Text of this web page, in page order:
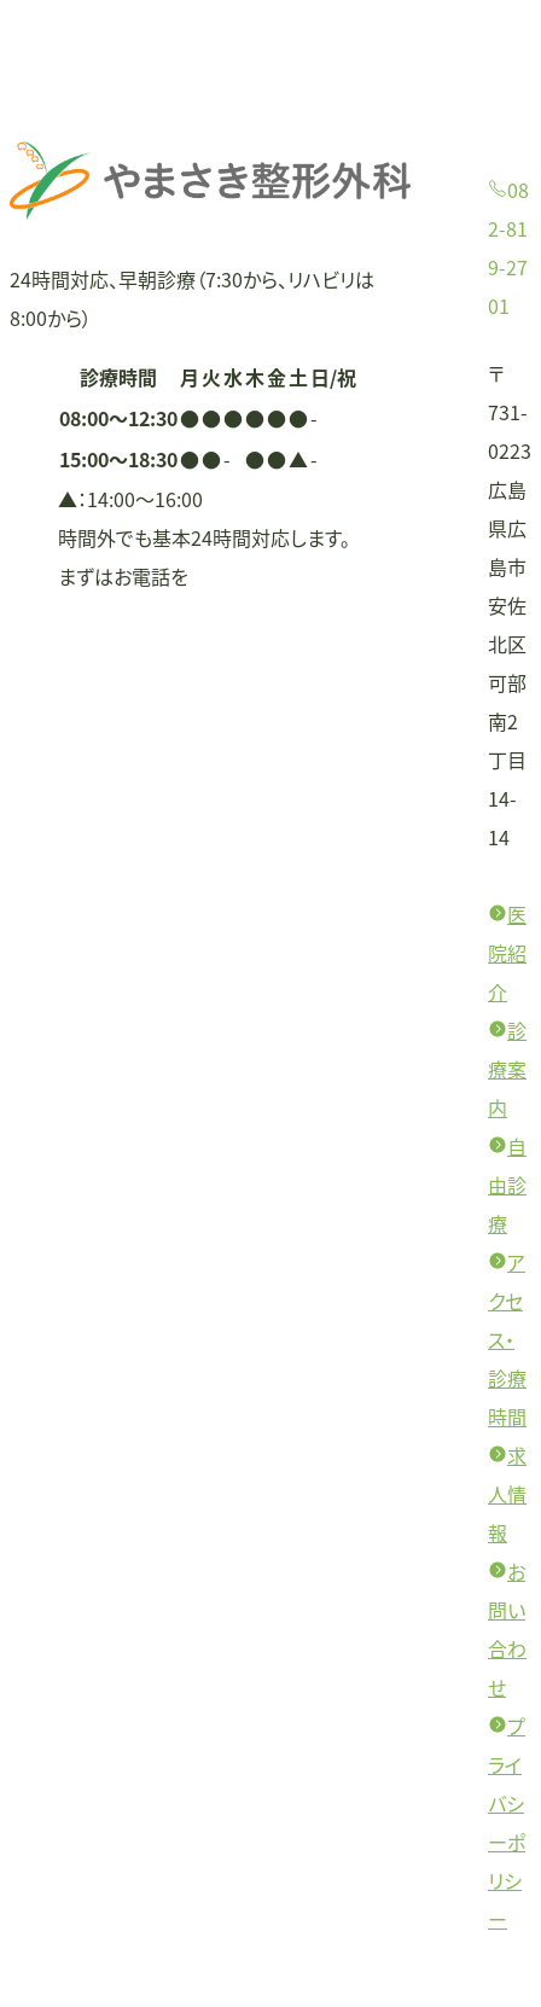
ゲ
ー
シ
24時間対応、早朝診療（7:30から、リハビリは
8:00から）
診療時間 月 火水木金土日/祝
08:00〜12:30●●●●●●-
15:00〜18:30●●- ●●▲-
▲：14:00〜16:00
時間外でも基本24時間対応します。
まずはお電話を
08
2-81
9-27
01
〒
731-
0223
広島
県広
島市
安佐
北区
可部
南2
丁目
14-
14
医
院紹
介
診
療案
内
自
由診
療
ア
クセ
ス・
診療
時間
求
人情
報
お
問い
合わ
せ
プ
ライ
バシ
ーポ
リシ
ー